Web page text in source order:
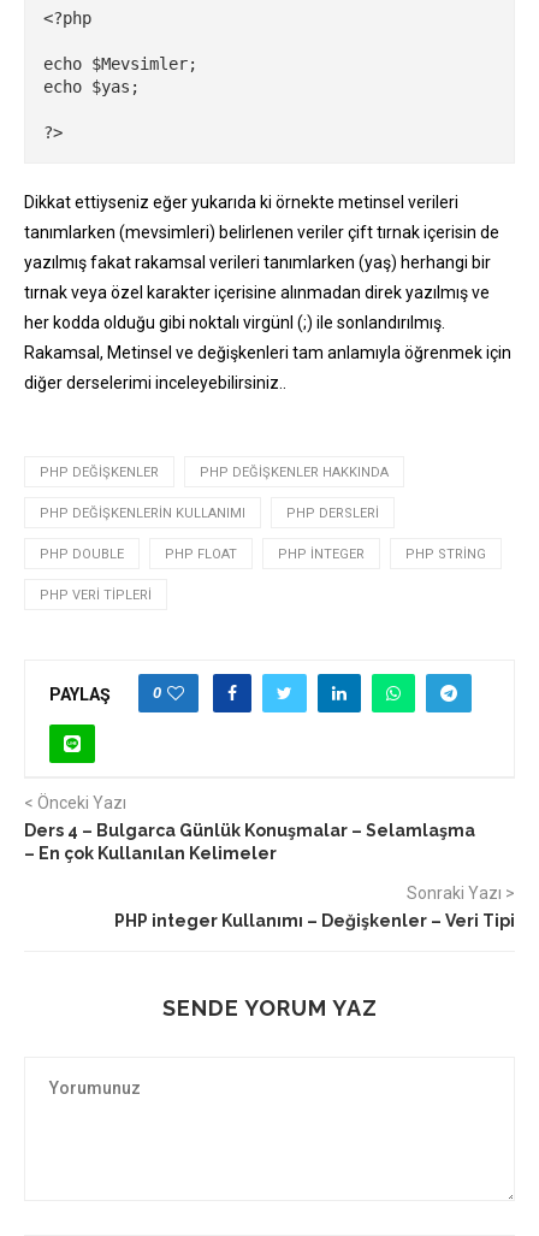
<?php
echo $Mevsimler;
echo $yas;
?>
Dikkat ettiyseniz eğer yukarıda ki örnekte metinsel verileri
tanımlarken (mevsimleri) belirlenen veriler çift tırnak içerisin de
yazılmış fakat rakamsal verileri tanımlarken (yaş) herhangi bir
tırnak veya özel karakter içerisine alınmadan direk yazılmış ve
her kodda olduğu gibi noktalı virgünl (;) ile sonlandırılmış.
Rakamsal, Metinsel ve değişkenleri tam anlamıyla öğrenmek için
diğer derselerimi inceleyebilirsiniz..
PHP DEĞIŞKENLER PHP DEĞIŞKENLER HAKKINDA
PHP DEĞIŞKENLERIN KULLANIMI PHP DERSLERI
PHP DOUBLE PHP FLOAT PHP INTEGER PHP STRING
PHP VERI TIPLERI
PAYLAŞ 0
< Önceki Yazı
Ders 4 – Bulgarca Günlük Konuşmalar – Selamlaşma
– En çok Kullanılan Kelimeler
Sonraki Yazı >
PHP integer Kullanımı – Değişkenler – Veri Tipi
SENDE YORUM YAZ